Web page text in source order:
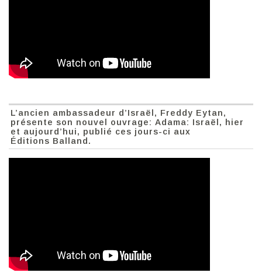
L’ancien ambassadeur d’Israël, Freddy Eytan,
présente son nouvel ouvrage: Adama: Israël, hier
et aujourd’hui, publié ces jours-ci aux
Éditions Balland.